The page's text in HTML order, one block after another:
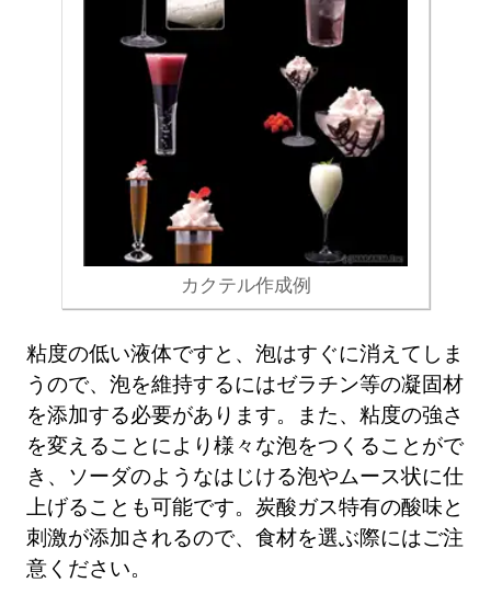
カクテル作成例
粘度の低い液体ですと、泡はすぐに消えてしま
うので、泡を維持するにはゼラチン等の凝固材
を添加する必要があります。また、粘度の強さ
を変えることにより様々な泡をつくることがで
き、ソーダのようなはじける泡やムース状に仕
上げることも可能です。炭酸ガス特有の酸味と
刺激が添加されるので、食材を選ぶ際にはご注
意ください。